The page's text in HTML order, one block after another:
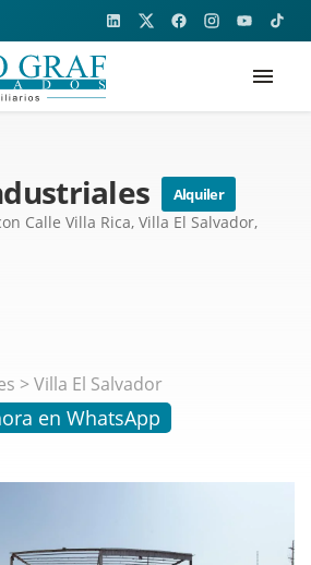
menu
Alquiler
Calle Villa Rica, Villa El Salvador,
> Villa El Salvador
👋 chatea ahora en WhatsApp